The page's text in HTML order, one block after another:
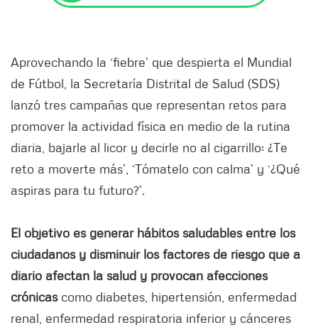
Aprovechando la ‘fiebre’ que despierta el Mundial
de Fútbol, la Secretaría Distrital de Salud (SDS)
lanzó tres campañas que representan retos para
promover la actividad física en medio de la rutina
diaria, bajarle al licor y decirle no al cigarrillo: ¿Te
reto a moverte más’, ‘Tómatelo con calma’ y ‘¿Qué
aspiras para tu futuro?’.
El objetivo es generar hábitos saludables entre los
ciudadanos y disminuir los factores de riesgo que a
diario afectan la salud y provocan afecciones
crónicascomo diabetes, hipertensión, enfermedad
renal, enfermedad respiratoria inferior y cánceres